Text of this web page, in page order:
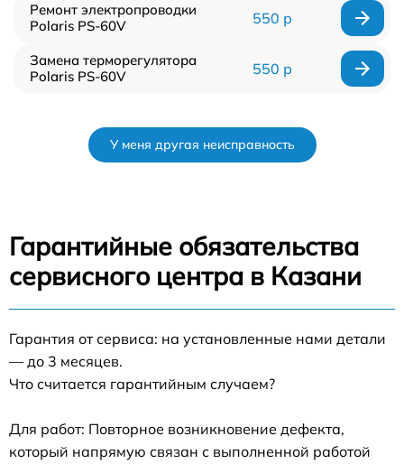
Ремонт электропроводки
Polaris PS-60V
550 р
Замена терморегулятора
Polaris PS-60V
550 р
У меня другая неисправность
Гарантийные обязательства
сервисного центра в Казани
Гарантия от сервиса: на установленные нами детали
— до 3 месяцев.
Что считается гарантийным случаем?
Для работ: Повторное возникновение дефекта,
который напрямую связан с выполненной работой